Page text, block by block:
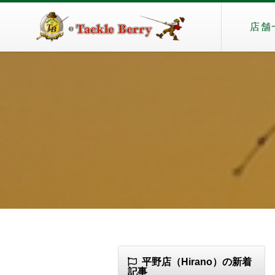
店舗
平野店（Hirano）の新着
記事